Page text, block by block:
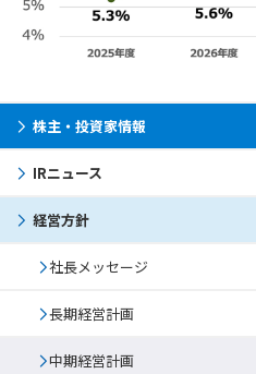
株主・投資家情報
IRニュース
経営方針
社長メッセージ
長期経営計画
中期経営計画